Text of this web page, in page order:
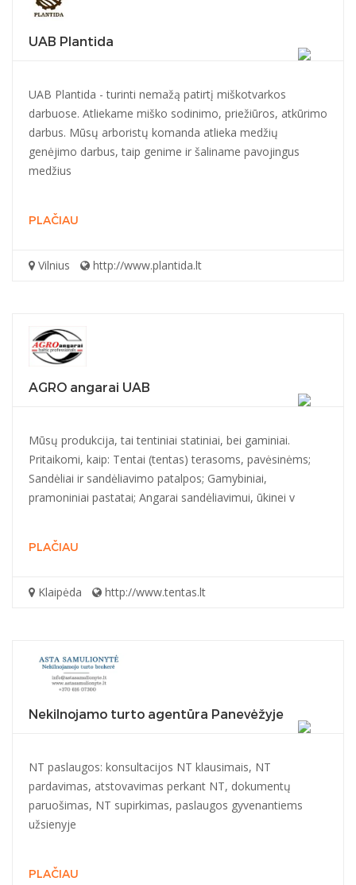
UAB Plantida
UAB Plantida - turinti nemažą patirtį miškotvarkos
darbuose. Atliekame miško sodinimo, priežiūros, atkūrimo
darbus. Mūsų arboristų komanda atlieka medžių
genėjimo darbus, taip genime ir šaliname pavojingus
medžius
PLAČIAU
Vilnius http://www.plantida.lt
AGRO angarai UAB
Mūsų produkcija, tai tentiniai statiniai, bei gaminiai.
Pritaikomi, kaip: Tentai (tentas) terasoms, pavėsinėms;
Sandėliai ir sandėliavimo patalpos; Gamybiniai,
pramoniniai pastatai; Angarai sandėliavimui, ūkinei v
PLAČIAU
Klaipėda http://www.tentas.lt
Nekilnojamo turto agentūra Panevėžyje
NT paslaugos: konsultacijos NT klausimais, NT
pardavimas, atstovavimas perkant NT, dokumentų
paruošimas, NT supirkimas, paslaugos gyvenantiems
užsienyje
PLAČIAU